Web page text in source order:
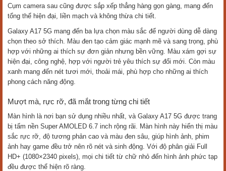
Cụm camera sau cũng được sắp xếp thẳng hàng gọn gàng, mang đến
tổng thể hiện đại, liền mạch và không thừa chi tiết.
Galaxy A17 5G mang đến ba lựa chọn màu sắc để người dùng dễ dàng
chọn theo sở thích. Màu đen tạo cảm giác mạnh mẽ và sang trọng, phù
hợp với những ai thích sự đơn giản nhưng bền vững. Màu xám gợi sự
hiện đại, công nghệ, hợp với người trẻ yêu thích sự đổi mới. Còn màu
xanh mang đến nét tươi mới, thoải mái, phù hợp cho những ai thích
phong cách năng động.
Mượt mà, rực rỡ, đã mắt trong từng chi tiết
Màn hình là nơi bạn sử dụng nhiều nhất, và Galaxy A17 5G được trang
bị tấm nền Super AMOLED 6.7 inch rộng rãi. Màn hình này hiển thị màu
sắc rực rỡ, độ tương phản cao và màu đen sâu, giúp hình ảnh, phim
ảnh hay game đều trở nên rõ nét và sinh động. Với độ phân giải Full
HD+ (1080×2340 pixels), mọi chi tiết từ chữ nhỏ đến hình ảnh phức tạp
đều được thể hiện rõ ràng.